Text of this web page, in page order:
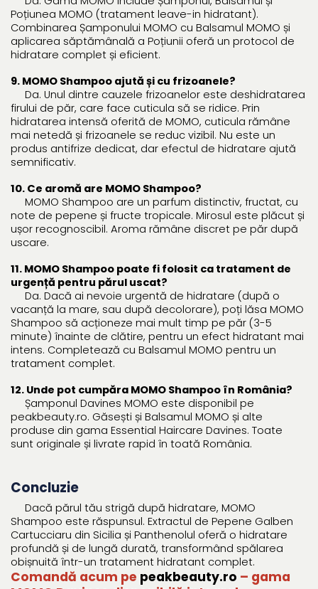
Poțiunea MOMO (tratament leave-in hidratant).
Combinarea Șamponului MOMO cu Balsamul MOMO și
aplicarea săptămânală a Poțiunii oferă un protocol de
hidratare complet și eficient.
9. MOMO Shampoo ajută și cu frizoanele?
Da. Unul dintre cauzele frizoanelor este deshidratarea
firului de păr, care face cuticula să se ridice. Prin
hidratarea intensă oferită de MOMO, cuticula rămâne
mai netedă și frizoanele se reduc vizibil. Nu este un
produs antifrize dedicat, dar efectul de hidratare ajută
semnificativ.
10. Ce aromă are MOMO Shampoo?
MOMO Shampoo are un parfum distinctiv, fructat, cu
note de pepene și fructe tropicale. Mirosul este plăcut și
ușor recognoscibil. Aroma rămâne discret pe păr după
uscare.
11. MOMO Shampoo poate fi folosit ca tratament de
urgență pentru părul uscat?
Da. Dacă ai nevoie urgentă de hidratare (după o
vacanță la mare, sau după decolorare), poți lăsa MOMO
Shampoo să acționeze mai mult timp pe păr (3-5
minute) înainte de clătire, pentru un efect hidratant mai
intens. Completează cu Balsamul MOMO pentru un
tratament complet.
12. Unde pot cumpăra MOMO Shampoo în România?
Șamponul Davines MOMO este disponibil pe
peakbeauty.ro. Găsești și Balsamul MOMO și alte
produse din gama Essential Haircare Davines. Toate
sunt originale și livrate rapid în toată România.
Concluzie
Dacă părul tău strigă după hidratare, MOMO
Shampoo este răspunsul. Extractul de Pepene Galben
Cartucciaru din Sicilia și Panthenolul oferă o hidratare
profundă și de lungă durată, transformând spălarea
obișnuită într-un tratament hidratant complet.
Comandă acum pe peakbeauty.ro – gama